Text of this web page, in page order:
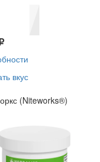
вкус
(Niteworks®)